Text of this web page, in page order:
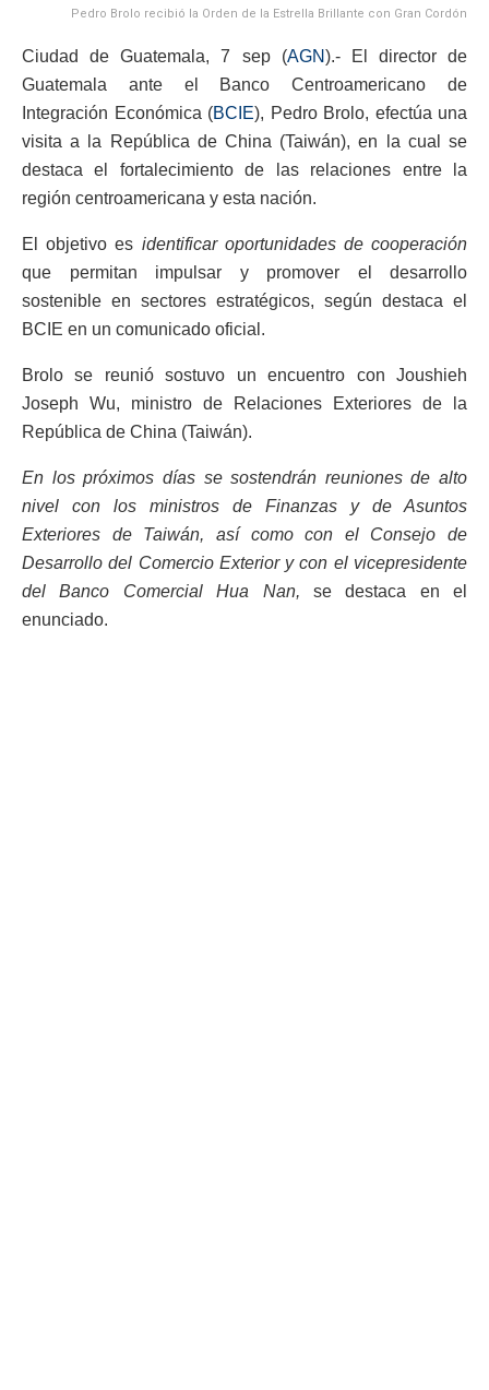
Pedro Brolo recibió la Orden de la Estrella Brillante con Gran Cordón
Ciudad de Guatemala, 7 sep (AGN).- El director de
Guatemala ante el Banco Centroamericano de
Integración Económica (BCIE), Pedro Brolo, efectúa una
visita a la República de China (Taiwán), en la cual se
destaca el fortalecimiento de las relaciones entre la
región centroamericana y esta nación.
El objetivo es identificar oportunidades de cooperación
que permitan impulsar y promover el desarrollo
sostenible en sectores estratégicos, según destaca el
BCIE en un comunicado oficial.
Brolo se reunió sostuvo un encuentro con Joushieh
Joseph Wu, ministro de Relaciones Exteriores de la
República de China (Taiwán).
En los próximos días se sostendrán reuniones de alto
nivel con los ministros de Finanzas y de Asuntos
Exteriores de Taiwán, así como con el Consejo de
Desarrollo del Comercio Exterior y con el vicepresidente
del Banco Comercial Hua Nan, se destaca en el
enunciado.